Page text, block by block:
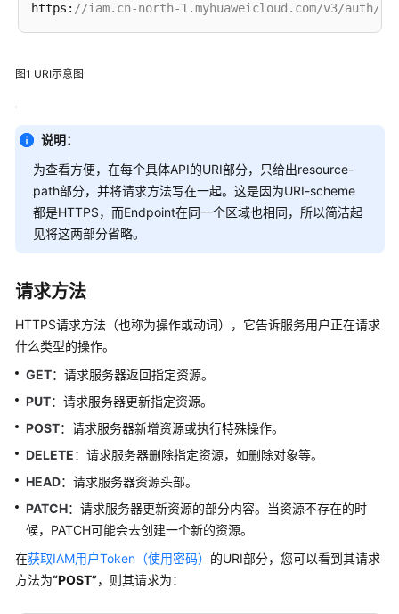
强
版
理
用
必
读
API
概
用
示
例
何
调
用
构
造
请
https: //iam.cn-north-1.myhuaweicloud.com/v3/auth/
图1 URI示意图
说明：
为查看方便，在每个具体API的URI部分，只给出resource-
path部分，并将请求方法写在一起。这是因为URI-scheme
都是HTTPS，而Endpoint在同一个区域也相同，所以简洁起
见将这两部分省略。
请求方法
HTTPS请求方法（也称为操作或动词），它告诉服务用户正在请求
什么类型的操作。
GET：请求服务器返回指定资源。
PUT：请求服务器更新指定资源。
POST：请求服务器新增资源或执行特殊操作。
DELETE：请求服务器删除指定资源，如删除对象等。
HEAD：请求服务器资源头部。
PATCH：请求服务器更新资源的部分内容。当资源不存在的时
候，PATCH可能会去创建一个新的资源。
在获取IAM用户Token（使用密码） 的URI部分，您可以看到其请求
方法为“POST”，则其请求为：